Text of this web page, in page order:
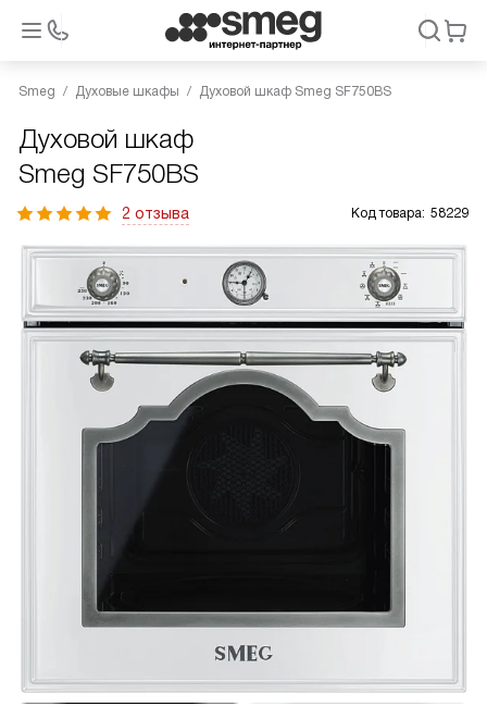
Smeg Духовые шкафы Духовой шкаф Smeg SF750BS
Духовой шкаф
Smeg SF750BS
2 отзыва Код товара: 58229